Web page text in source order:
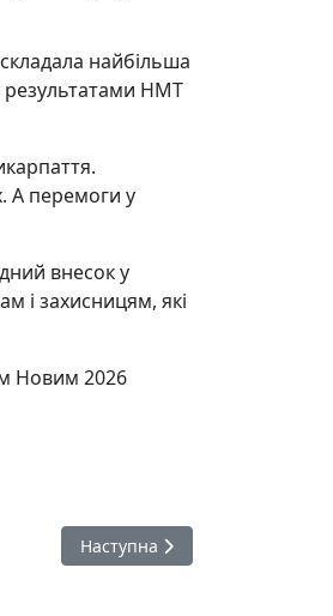
найбільша
результатами НМТ
А перемоги у
внесок у
і захисницям, які
Новим 2026
Наступна стаття: Завершення
Наступна